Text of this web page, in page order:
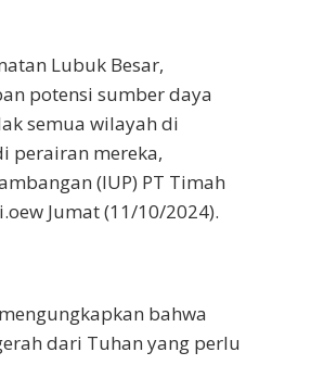
Lubuk Besar,
potensi sumber daya
semua wilayah di
perairan mereka,
(IUP) PT Timah
Jumat (11/10/2024).
bahwa
dari Tuhan yang perlu